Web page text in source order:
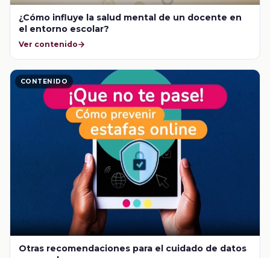
¿Cómo influye la salud mental de un docente en
el entorno escolar?
Ver contenido
CONTENIDO
Otras recomendaciones para el cuidado de datos